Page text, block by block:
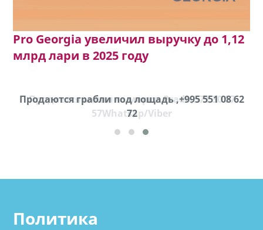
Pro Georgia увеличил выручку до 1,12
млрд лари в 2025 году
Продается машина марки Prado,571 30 57
57Whatsap/Viber
Продаются грабли под лощадь ,+995 551 08 62
72
Политика